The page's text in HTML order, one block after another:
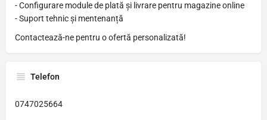
- Configurare module de plată și livrare pentru magazine online
- Suport tehnic și mentenanță
Contactează-ne pentru o ofertă personalizată!
Telefon
0747025664